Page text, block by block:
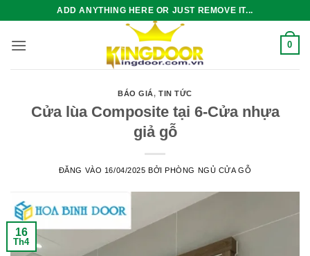
nội
ADD ANYTHING HERE OR JUST REMOVE IT...
0
BÁO GIÁ,TIN TỨC
Cửa lùa Composite tại 6-Cửa nhựa
giả gỗ
ĐĂNG VÀO 16/04/2025 BỞIPHÒNG NGỦ CỬA GỖ
16
Th4